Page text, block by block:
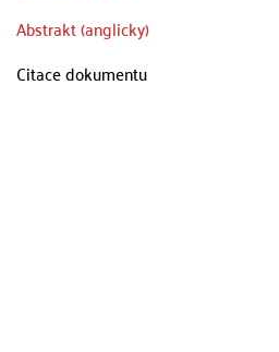
Abstrakt (anglicky)
Citace dokumentu